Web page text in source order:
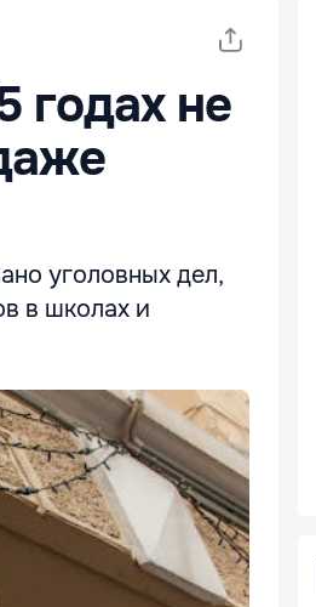
годах не
уголовных дел,
в школах и